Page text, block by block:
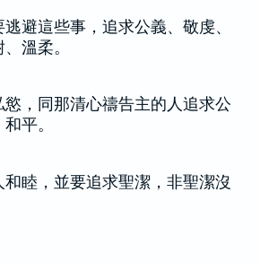
避這些事，追求公義、敬虔、
溫柔。
，同那清心禱告主的人追求公
平。
睦，並要追求聖潔，非聖潔沒